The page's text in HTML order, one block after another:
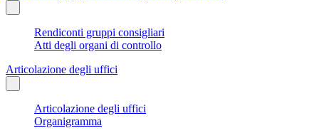
Rendiconti gruppi consigliari
Atti degli organi di controllo
Articolazione degli uffici
Articolazione degli uffici
Organigramma